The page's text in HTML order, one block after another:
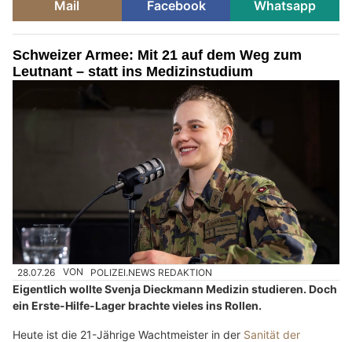
Mail
Facebook Whatsapp
Schweizer Armee: Mit 21 auf dem Weg zum
Leutnant – statt ins Medizinstudium
28.07.26 VON POLIZEI.NEWS REDAKTION
Eigentlich wollte Svenja Dieckmann Medizin studieren. Doch
ein Erste-Hilfe-Lager brachte vieles ins Rollen.
Heute ist die 21-Jährige Wachtmeister in der Sanität der